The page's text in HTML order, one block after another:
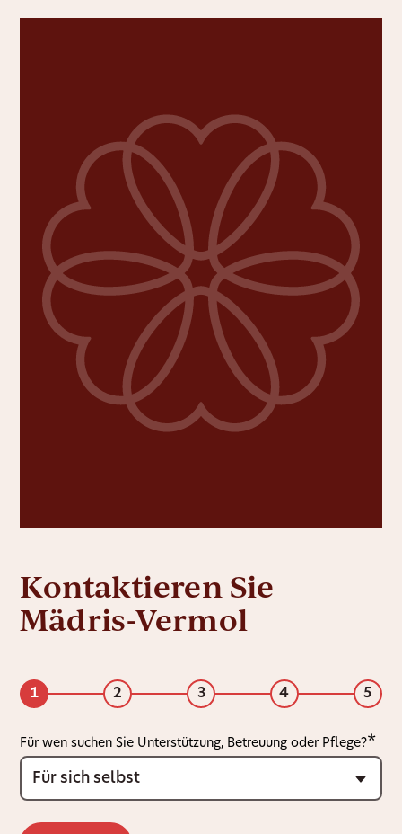
Kontaktieren Sie
Mädris-Vermol
1 2 3 4 5
Für wen suchen Sie Unterstützung, Betreuung oder Pflege?